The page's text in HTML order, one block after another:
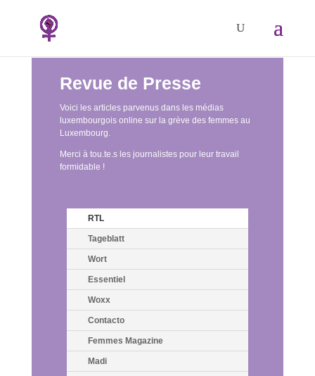
Revue de Presse
Voici les articles parvenus dans les médias
luxembourgois online sur la grève des femmes au
Luxembourg.
Merci à tou.te.s les journalistes pour leur travail
formidable !
RTL
Tageblatt
Wort
Essentiel
Woxx
Contacto
Femmes Magazine
Madi